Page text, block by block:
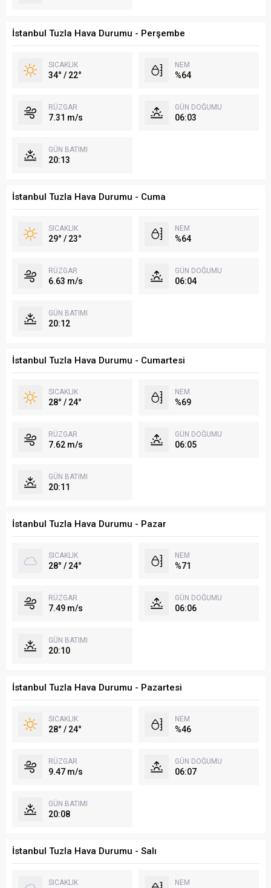
İstanbul Tuzla Hava Durumu - Perşembe
SICAKLIK
34° / 22°
NEM
%64
RÜZGAR
7.31 m/s
GÜN DOĞUMU
06:03
GÜN BATIMI
20:13
İstanbul Tuzla Hava Durumu - Cuma
SICAKLIK
29° / 23°
NEM
%64
RÜZGAR
6.63 m/s
GÜN DOĞUMU
06:04
GÜN BATIMI
20:12
İstanbul Tuzla Hava Durumu - Cumartesi
SICAKLIK
28° / 24°
NEM
%69
RÜZGAR
7.62 m/s
GÜN DOĞUMU
06:05
GÜN BATIMI
20:11
İstanbul Tuzla Hava Durumu - Pazar
SICAKLIK
28° / 24°
NEM
%71
RÜZGAR
7.49 m/s
GÜN DOĞUMU
06:06
GÜN BATIMI
20:10
İstanbul Tuzla Hava Durumu - Pazartesi
SICAKLIK
28° / 24°
NEM
%46
RÜZGAR
9.47 m/s
GÜN DOĞUMU
06:07
GÜN BATIMI
20:08
İstanbul Tuzla Hava Durumu - Salı
SICAKLIK NEM